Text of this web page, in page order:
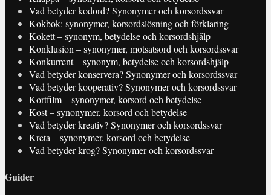
Vad betyder kodord? Synonymer och korsordssvar
Kokbok: synonymer, korsordslösning och förklaring
Kokett – synonym, betydelse och korsordshjälp
Konklusion – synonymer, motsatsord och korsordssvar
Konkurrent – synonym, betydelse och korsordshjälp
Vad betyder konservera? Synonymer och korsordssvar
Vad betyder kooperativ? Synonymer och korsordssvar
Kortfilm – synonymer, korsord och betydelse
Kost – synonymer, korsord och betydelse
Vad betyder kreativ? Synonymer och korsordssvar
Kreta – synonymer, korsord och betydelse
Vad betyder krog? Synonymer och korsordssvar
Guider